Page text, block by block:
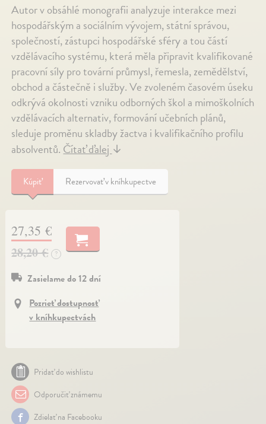
Autor v obsáhlé monografii analyzuje interakce mezi
hospodářským a sociálním vývojem, státní správou,
společností, zástupci hospodářské sféry a tou částí
vzdělávacího systému, která měla připravit kvalifikované
pracovní síly pro tovární průmysl, řemesla, zemědělství,
obchod a částečně i služby. Ve zvoleném časovém úseku
odkrývá okolnosti vzniku odborných škol a mimoškolních
vzdělávacích alternativ, formování učebních plánů,
sleduje proměnu skladby žactva i kvalifikačního profilu
absolventů. Čítať ďalej ↓
Kúpiť Rezervovať v kníhkupectve
27,35 €
28,20 €
?
Zasielame do 12 dní
Pozrieť dostupnosť
v kníhkupectvách
Pridať do wishlistu
Odporučiť známemu
Zdielať na Facebooku